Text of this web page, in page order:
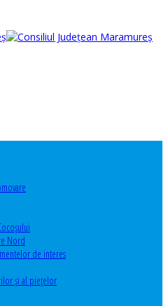
Nord
de interes
şi al pieţelor